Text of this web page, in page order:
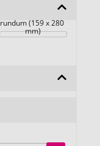
rundum (159 x 280
mm)